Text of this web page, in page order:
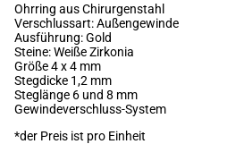
Ohrring aus Chirurgenstahl
Verschlussart: Außengewinde
Ausführung: Gold
Steine: Weiße Zirkonia
Größe 4 x 4 mm
Stegdicke 1,2 mm
Steglänge 6 und 8 mm
Gewindeverschluss-System
*der Preis ist pro Einheit